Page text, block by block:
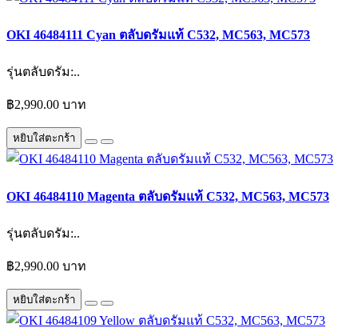
OKI 46484111 Cyan ตลับดรัมแท้ C532, MC563, MC573
รุ่นตลับดรัม:..
฿2,990.00 บาท
หยิบใส่ตะกร้า
OKI 46484110 Magenta ตลับดรัมแท้ C532, MC563, MC573
รุ่นตลับดรัม:..
฿2,990.00 บาท
หยิบใส่ตะกร้า